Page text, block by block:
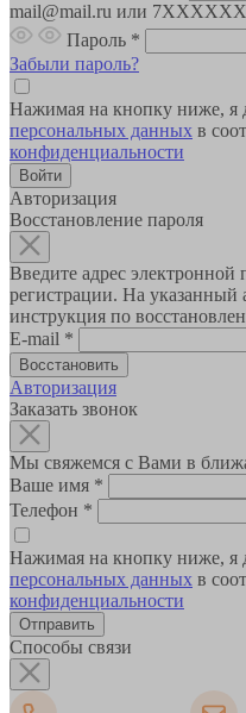
mail@mail.ru или
Пароль *
Забыли пароль?
Нажимая на кнопку ниже, я
персональных данных в
конфиденциальности
Авторизация
Восстановление пароля
Введите адрес
регистрации. На указанный
инструкция по
E-mail *
Авторизация
Заказать звонок
Мы свяжемся с Вами в
Ваше имя *
Телефон *
Нажимая на кнопку ниже, я
персональных данных в
конфиденциальности
Способы связи